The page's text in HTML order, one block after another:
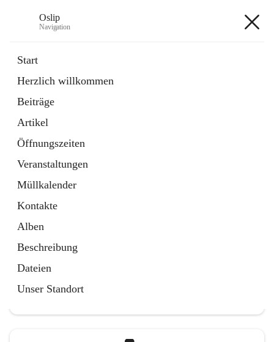
Oslip
Navigation
Start
Herzlich willkommen
Beiträge
Artikel
Öffnungszeiten
Veranstaltungen
Müllkalender
Kontakte
Alben
Beschreibung
Dateien
Unser Standort
Externe Webseite
in
Tab
Bundeskanzleramt Österreich
Externe Webseite
öffnet
in
neuem
Tab